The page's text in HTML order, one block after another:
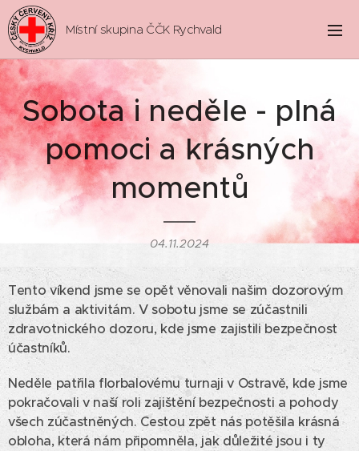
Místní skupina ČČK Rychvald
Sobota i neděle - plná
pomoci a krásných
momentů
04.11.2024
Tento víkend jsme se opět věnovali našim dozorovým
službám a aktivitám. V sobotu jsme se zúčastnili
zdravotnického dozoru, kde jsme zajistili bezpečnost
účastníků.
Neděle patřila florbalovému turnaji v Ostravě, kde jsme
pokračovali v naší roli zajištění bezpečnosti a pohody
všech zúčastněných. Cestou zpět nás potěšila krásná
obloha, která nám připomněla, jak důležité jsou i ty